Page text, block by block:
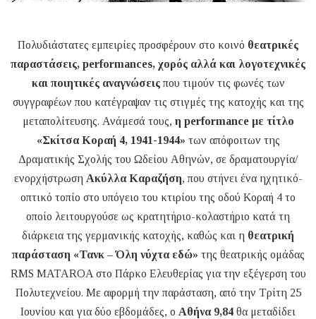
Πολυδιάστατες εμπειρίες προσφέρουν στο κοινό θεατρικές
παραστάσεις, performances, χορός αλλά και λογοτεχνικές
και ποιητικές αναγνώσειςπου τιμούν τις φωνές των
συγγραφέων που κατέγραψαν τις στιγμές της κατοχής και της
μεταπολίτευσης. Ανάμεσά τους, η performance με τίτλο
«Σκίτσα Κοραή 4, 1941-1944» των απόφοιτων της
Δραματικής Σχολής του Ωδείου Αθηνών, σε δραματουργία/
ενορχήστρωση Ακύλλα Καραζήση, που στήνει ένα ηχητικό-
οπτικό τοπίο στο υπόγειο του κτιρίου της οδού Κοραή 4 το
οποίο λειτουργούσε ως κρατητήριο-κολαστήριο κατά τη
διάρκεια της γερμανικής κατοχής, καθώς και η θεατρική
παράσταση «Τανκ – Όλη νύχτα εδώ» της θεατρικής ομάδας
RMS MATAROA στο Πάρκο Ελευθερίας για την εξέγερση του
Πολυτεχνείου. Με αφορμή την παράσταση, από την Τρίτη 25
Ιουνίου και για δύο εβδομάδες, ο Αθήνα 9,84 θα μεταδίδει